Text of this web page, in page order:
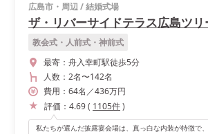
広島市・周辺/結婚式場
ザ・リバーサイドテラス広島ツ
教会式・人前式・神前式
最寄： 舟入幸町駅徒歩5分
人数： 2名〜142名
費用： 64名 ／436万円
評価： 4.69( 1105件)